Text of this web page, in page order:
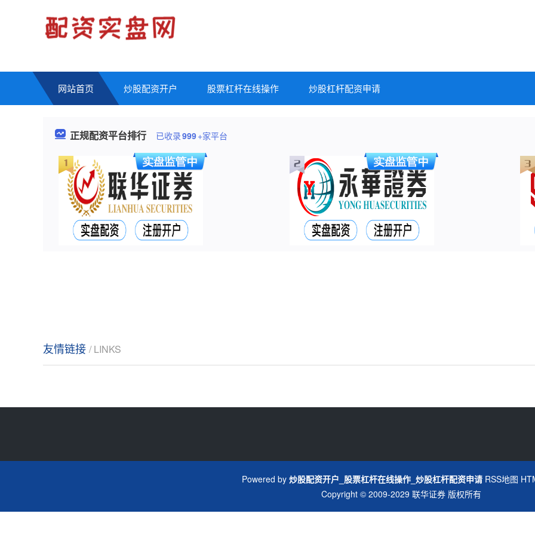
网站首页 炒股配资开户 股票杠杆在线操作 炒股杠杆配资申请
正规配资平台排行 已收录999+家平台
友情链接 / LINKS
Powered by 炒股配资开户_股票杠杆在线操作_炒股杠杆配资申请 RSS地图
Copyright © 2009-2029 联华证券 版权所有